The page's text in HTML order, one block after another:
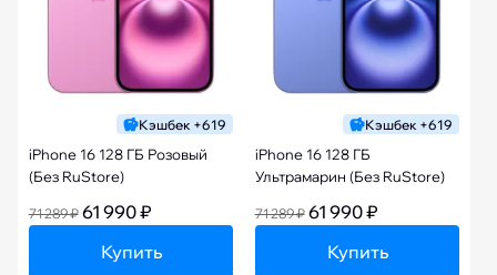
Кэшбек +619
iPhone 16 128 ГБ Розовый
(Без RuStore)
71 289 ₽ 61 990 ₽
Купить
Кэшбек +619
iPhone 16 128 ГБ
Ультрамарин (Без RuStore)
71 289 ₽ 61 990 ₽
Купить